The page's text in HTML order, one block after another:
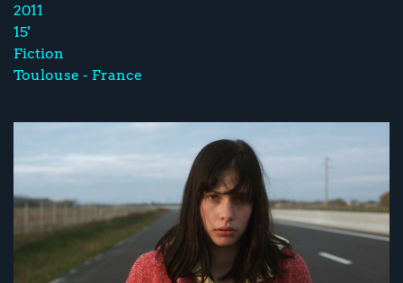
2011
15'
Fiction
Toulouse - France